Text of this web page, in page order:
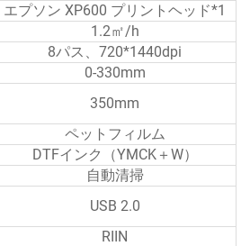
エプソン XP600 プリントヘッド*1
1.2㎡/h
8パス、720*1440dpi
0-330mm
350mm
ペットフィルム
DTFインク（YMCK＋W）
自動清掃
USB 2.0
RIIN